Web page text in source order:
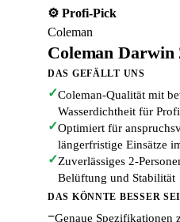
⚙️ Profi-Pick
Coleman
Coleman Darwin
DAS GEFÄLLT UNS
✓Coleman-Qualität mit
Wasserdichtheit für
✓Optimiert für
längerfristige Einsätze
✓Zuverlässiges 2-
Belüftung und Stabilität
DAS KÖNNTE BESSER
−Genaue Spezifikationen